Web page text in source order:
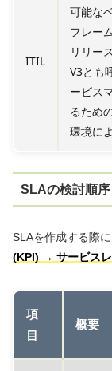
ITIL
可能な
フレー
リリー
V3とも
ービス
るため
環境に
SLAの検討順序
SLAを作成する際に
(KPI) → サービス
項
目
概要